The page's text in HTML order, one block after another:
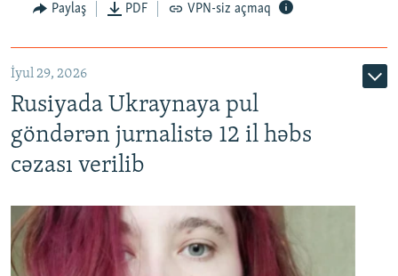
Paylaş PDF VPN-siz açmaq
İyul 29, 2026
Rusiyada Ukraynaya pul
göndərən jurnalistə 12 il həbs
cəzası verilib